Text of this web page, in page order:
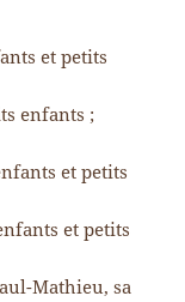
et petits
enfants ;
et petits
et petits
Mathieu, sa